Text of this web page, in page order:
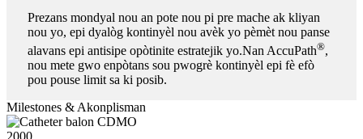
Prezans mondyal nou an pote nou pi pre mache ak kliyan
nou yo, epi dyalòg kontinyèl nou avèk yo pèmèt nou panse
alavans epi antisipe opòtinite estratejik yo.Nan AccuPath®,
nou mete gwo enpòtans sou pwogrè kontinyèl epi fè efò
pou pouse limit sa ki posib.
Milestones & Akonplisman
2000